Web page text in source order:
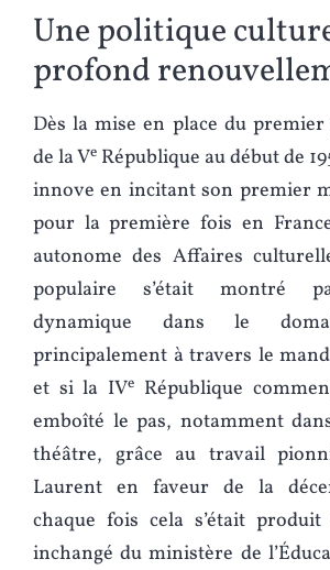
Une politique
profond
Dès la mise en place du
de la Ve République au début de
innove en incitant son premier
pour la première fois en
autonome des Affaires
populaire s’était montré
dynamique dans le
principalement à travers le
et si la IVe République
emboîté le pas, notamment
théâtre, grâce au travail
Laurent en faveur de la
chaque fois cela s’était
inchangé du ministère de